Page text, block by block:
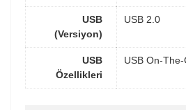
USB
(Versiyon)
USB 2.0
USB
Özellikleri
USB On-